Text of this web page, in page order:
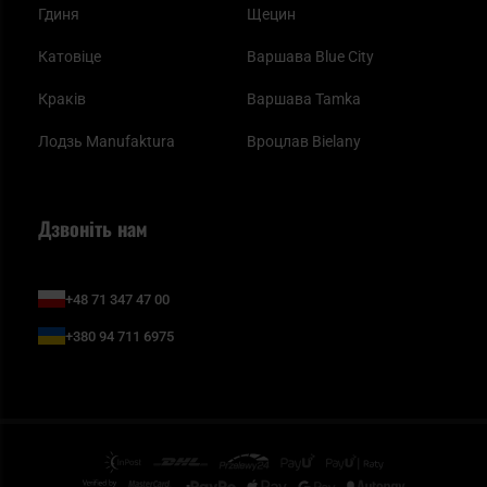
Гдиня
Катовіце
Краків
Лодзь Manufaktura
Щецин
Варшава Blue City
Варшава Tamka
Вроцлав Bielany
Дзвоніть нам
+48 71 347 47 00
+380 94 711 6975